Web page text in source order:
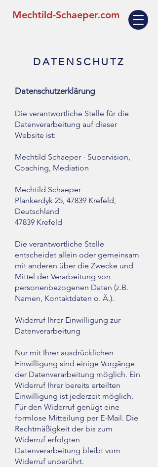
Mechtild-Schaeper.com
DATENSCHUTZ
Datenschutzerklärung
Die verantwortliche Stelle für die
Datenverarbeitung auf dieser
Website ist:
Mechtild Schaeper - Supervision,
Coaching, Mediation
Mechtild Schaeper
Plankerdyk 25, 47839 Krefeld,
Deutschland
47839 Krefeld
Die verantwortliche Stelle
entscheidet allein oder gemeinsam
mit anderen über die Zwecke und
Mittel der Verarbeitung von
personenbezogenen Daten (z.B.
Namen, Kontaktdaten o. Ä.).
Widerruf Ihrer Einwilligung zur
Datenverarbeitung
Nur mit Ihrer ausdrücklichen
Einwilligung sind einige Vorgänge
der Datenverarbeitung möglich. Ein
Widerruf Ihrer bereits erteilten
Einwilligung ist jederzeit möglich.
Für den Widerruf genügt eine
formlose Mitteilung per E-Mail. Die
Rechtmäßigkeit der bis zum
Widerruf erfolgten
Datenverarbeitung bleibt vom
Widerruf unberührt.